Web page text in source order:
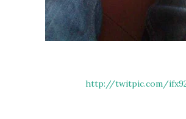
http://twitpic.com/